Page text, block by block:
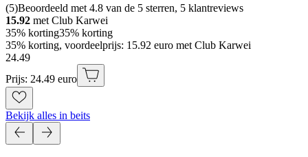
(5)Beoordeeld met 4.8 van de 5 sterren, 5 klantreviews
15.92 met Club Karwei
35% korting35% korting
35% korting, voordeelprijs: 15.92 euro met Club Karwei
24.49
Prijs: 24.49 euro
Bekijk alles in beits